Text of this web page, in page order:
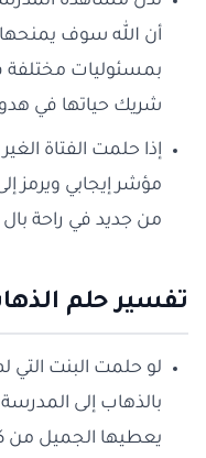
أن الله سوف
بمسئوليات مختلفة
شريك حياتها في
إذا حلمت الفتاة
مؤشر إيجابي ويرمز
من جديد في راحة بال
تفسير حلم
لو حلمت البنت التي
بالذهاب إلى
يعطيها الجميل من